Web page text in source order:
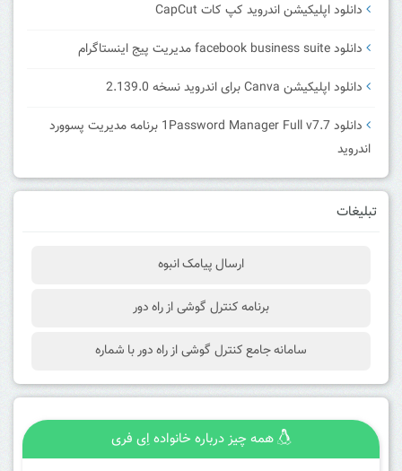
دانلود اپلیکیشن اندروید کپ کات CapCut
دانلود facebook business suite مدیریت پیج اینستاگرام
دانلود اپلیکیشن Canva برای اندروید نسخه 2.139.0
دانلود 1Password Manager Full v7.7 برنامه مدیریت پسوورد
اندروید
تبلیغات
ارسال پیامک انبوه
برنامه کنترل گوشی از راه دور
سامانه جامع کنترل گوشی از راه دور با شماره
همه چیز درباره خانواده اِی فری